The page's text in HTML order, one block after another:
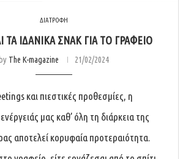
ΔΙΑΤΡΟΦΗ
ΤΑ ΙΔΑΝΙΚΑ ΣΝΑΚ ΓΙΑ ΤΟ ΓΡΑΦΕΙΟ
by The K-magazine 21/02/2024
και πιεστικές προθεσμίες, η
μας καθ’ όλη τη διάρκεια της
αποτελεί κορυφαία προτεραιότητα.